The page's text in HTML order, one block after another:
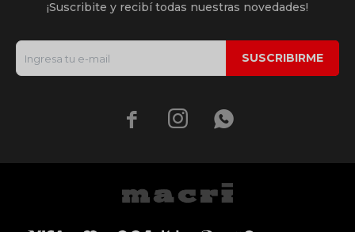
¡Suscribite y recibí todas nuestras novedades!
SUSCRIBIRME
  